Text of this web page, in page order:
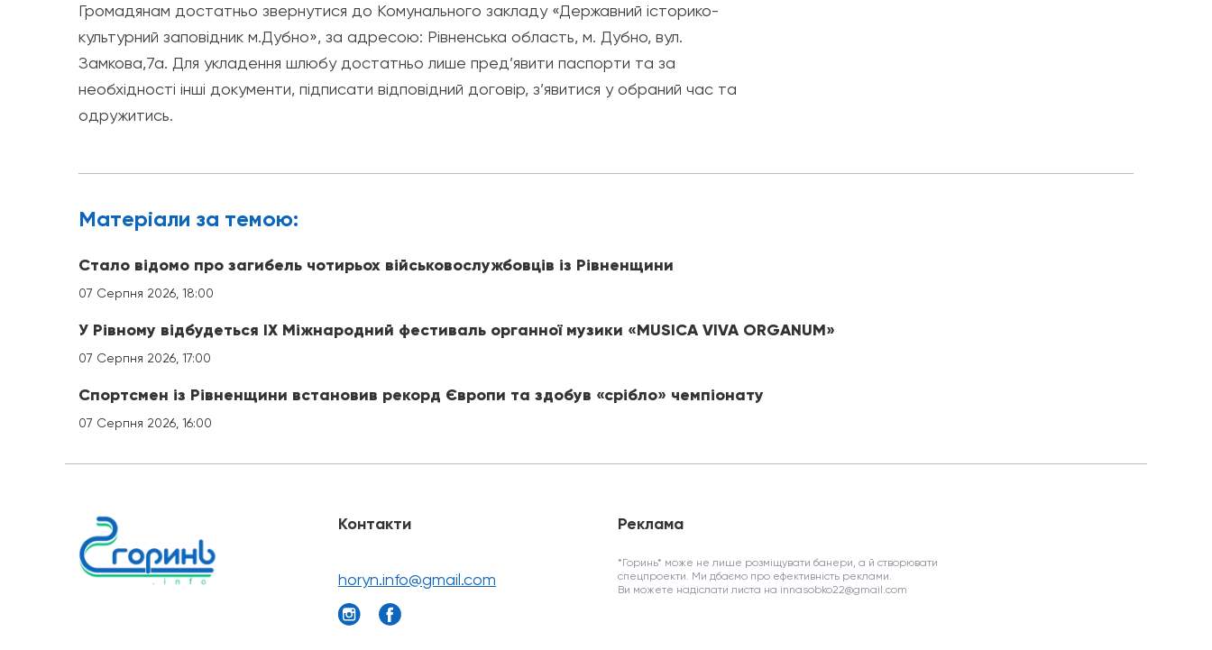
Громадянам достатньо звернутися до Комунального закладу «Державний історико-
культурний заповідник м.Дубно», за адресою: Рівненська область, м. Дубно, вул.
Замкова,7а. Для укладення шлюбу достатньо лише пред’явити паспорти та за
необхідності інші документи, підписати відповідний договір, з’явитися у обраний час та
одружитись.
Матерiали за темою:
Стало відомо про загибель чотирьох військовослужбовців із Рівненщини
07 Серпня 2026, 18:00
У Рівному відбудеться IX Міжнародний фестиваль органної музики «MUSICA VIVA ORGANUM»
07 Серпня 2026, 17:00
Спортсмен із Рівненщини встановив рекорд Європи та здобув «срібло» чемпіонату
07 Серпня 2026, 16:00
Контакти
horyn.info@gmail.com
Реклама
*Горинь* може не лише розміщувати банери, а й створювати
спецпроекти. Ми дбаємо про ефективність реклами.
Ви можете надіслати листа на innasobko22@gmail.com